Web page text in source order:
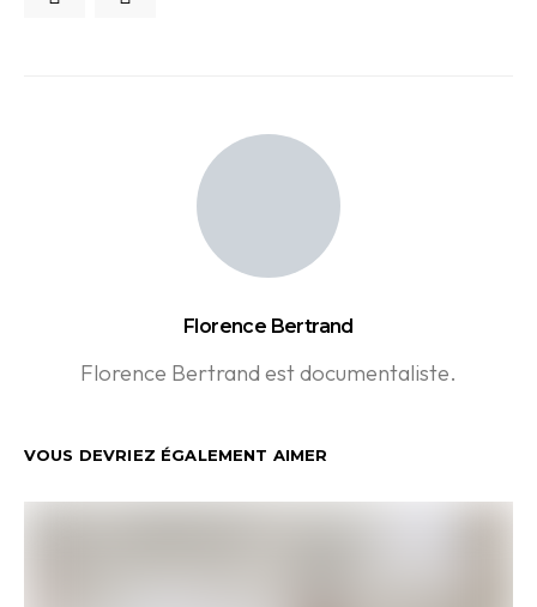
Florence Bertrand
Florence Bertrand est documentaliste.
VOUS DEVRIEZ ÉGALEMENT AIMER